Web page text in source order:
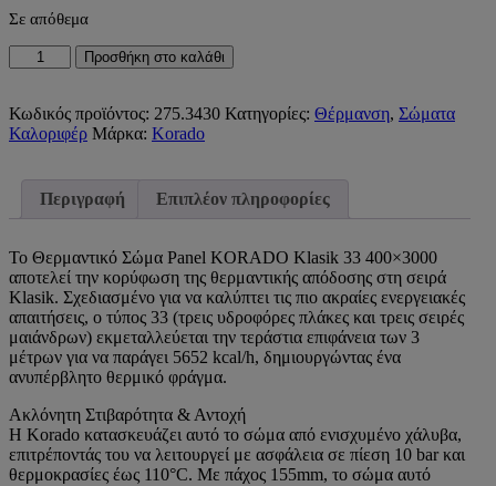
Σε απόθεμα
Θερμαντικό
Σώμα
KORADO
Klasik
Σύνδεσης
Βρόγχου)
33
400x3000
5652kcal/h
ποσότητα
Προσθήκη στο καλάθι
Κωδικός προϊόντος: 275.3430 Κατηγορίες: Θέρμανση, Σώματα
Καλοριφέρ Μάρκα: Korado
Περιγραφή Επιπλέον πληροφορίες
Το Θερμαντικό Σώμα Panel KORADO Klasik 33 400×3000
αποτελεί την κορύφωση της θερμαντικής απόδοσης στη σειρά
Klasik. Σχεδιασμένο για να καλύπτει τις πιο ακραίες ενεργειακές
απαιτήσεις, ο τύπος 33 (τρεις υδροφόρες πλάκες και τρεις σειρές
μαιάνδρων) εκμεταλλεύεται την τεράστια επιφάνεια των 3
μέτρων για να παράγει 5652 kcal/h, δημιουργώντας ένα
ανυπέρβλητο θερμικό φράγμα.
Ακλόνητη Στιβαρότητα & Αντοχή
Η Korado κατασκευάζει αυτό το σώμα από ενισχυμένο χάλυβα,
επιτρέποντάς του να λειτουργεί με ασφάλεια σε πίεση 10 bar και
θερμοκρασίες έως 110°C. Με πάχος 155mm, το σώμα αυτό